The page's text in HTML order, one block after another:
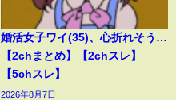
婚活女子ワイ(35)、心折れそう…
【2chまとめ】【2chスレ】
【5chスレ】
2026年8月7日